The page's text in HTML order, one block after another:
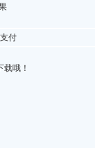
付
哦！